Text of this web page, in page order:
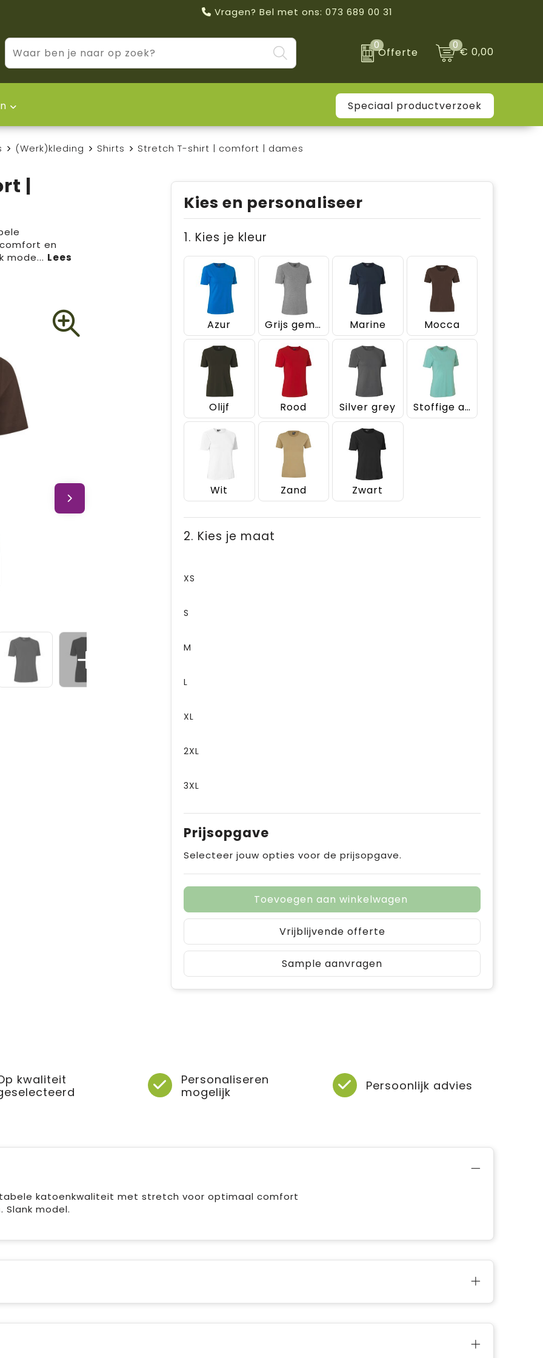
Vragen? Bel met ons: 073 689 00 31
0
Offerte
0€ 0,00
Speciaal productverzoek
(Werk)kleding Shirts Stretch T-shirt | comfort | dames
|
en
mode...
Kies en personaliseer
1. Kies je kleur
Azur Grijs gemêleerd Marine Mocca
Olijf Rood Silver grey Stoffige aqua
Wit Zand Zwart
2. Kies je maat
XS
S
M
L
XL
2XL
3XL
Prijsopgave
Selecteer jouw opties voor de prijsopgave.
Toevoegen aan winkelwagen
Vrijblijvende offerte
Sample aanvragen
kwaliteit
Personaliseren
mogelijk
Persoonlijk advies
katoenkwaliteit met stretch voor optimaal comfort
Slank model.